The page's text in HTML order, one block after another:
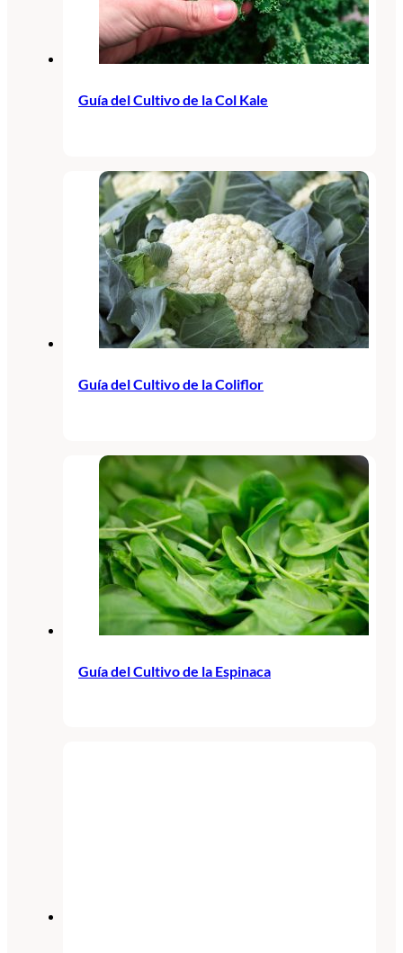
Guía del Cultivo de la Col Kale
Guía del Cultivo de la Coliflor
Guía del Cultivo de la Espinaca